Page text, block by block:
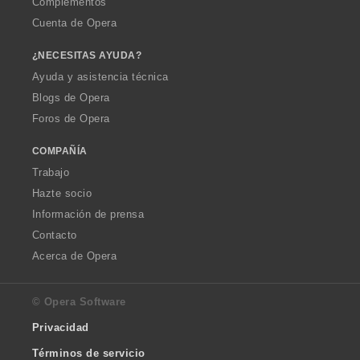
Cuenta de Opera
¿NECESITAS AYUDA?
Ayuda y asistencia técnica
Blogs de Opera
Foros de Opera
COMPAÑÍA
Trabajo
Hazte socio
Información de prensa
Contacto
Acerca de Opera
© Opera Software
Privacidad
Términos de servicio